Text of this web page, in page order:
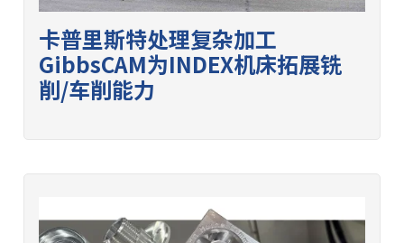
卡普里斯特处理复杂加工
GibbsCAM为INDEX机床拓展铣
削/车削能力